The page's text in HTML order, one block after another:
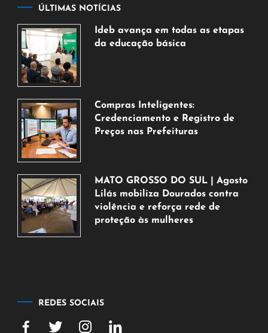
ÚLTIMAS NOTÍCIAS
Ideb avança em todas as etapas
da educação básica
de
2026
Compras Inteligentes:
Credenciamento e Registro de
Preços nas Prefeituras
agosto
de
2026
MATO GROSSO DO SUL | Agosto
Lilás mobiliza Dourados contra
violência e reforça rede de
proteção às mulheres
REDES SOCIAIS